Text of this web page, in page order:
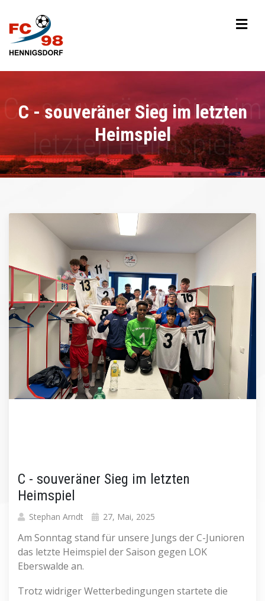
C - souveräner Sieg im letzten
Heimspiel
C - souveräner Sieg im letzten
Heimspiel
Stephan Arndt 27, Mai, 2025
Am Sonntag stand für unsere Jungs der C-Junioren
das letzte Heimspiel der Saison gegen LOK
Eberswalde an.
Trotz widriger Wetterbedingungen startete die